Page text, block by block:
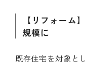
【リフォーム
規模に
既存住宅を対象と